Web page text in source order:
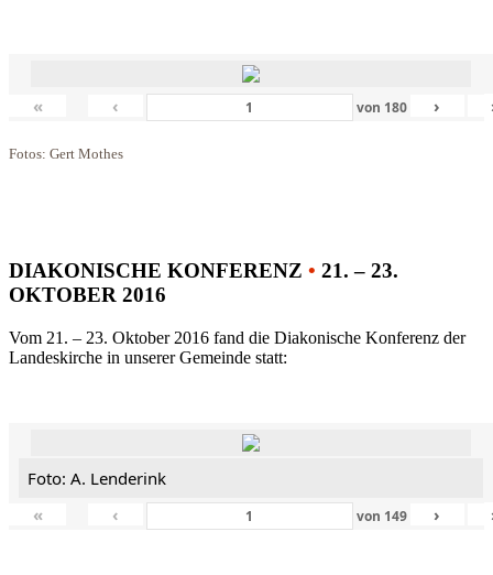
« ‹ von 180 ›
Fotos: Gert Mothes
DIAKONISCHE KONFERENZ • 21. – 23.
OKTOBER 2016
Vom 21. – 23. Oktober 2016 fand die Diakonische Konferenz der
Landeskirche in unserer Gemeinde statt:
Foto: A. Lenderink
«
‹ von 149 ›